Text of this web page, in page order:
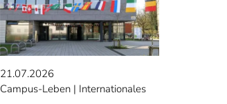
21.07.2026
Campus-Leben
Internationales